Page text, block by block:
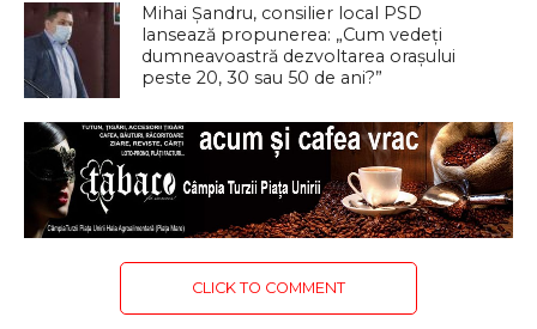
Mihai Șandru, consilier local PSD
lansează propunerea: „Cum vedeți
dumneavoastră dezvoltarea orașului
peste 20, 30 sau 50 de ani?”
CLICK TO COMMENT